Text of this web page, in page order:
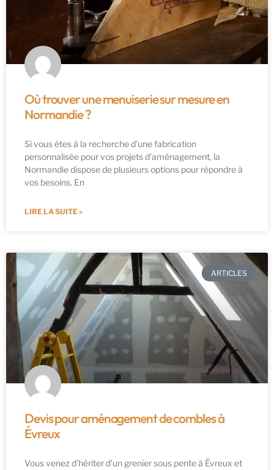
Où trouver une menuiserie sur mesure en
Normandie ?
Si vous êtes à la recherche d’une fabrication
personnalisée pour vos projets d’aménagement, la
Normandie dispose de plusieurs options pour répondre à
vos besoins. En
LIRE LA SUITE »
ARTICLES
Devis pour aménagement de combles à
Évreux
Vous venez d’hériter d’un grenier sous pente à Évreux et